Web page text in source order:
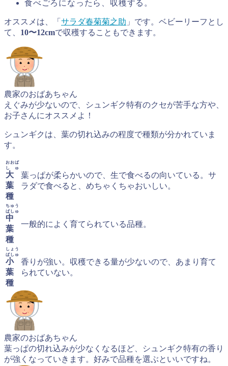
食べごろになったら、 収穫する。
オススメは、「 サラダ春菊菊之助 」です。ベビーリーフとし
て、 10〜12cmで収穫することもできます。
農家のおばあちゃん
えぐみが少ないので、シュンギク特有のクセが苦手な方や、
お子さんにオススメよ！
シュンギクは、葉の切れ込みの程度で種類が分かれていま
す。
大
葉
種
おおば
しゅ
葉っぱが柔らかいので、生で食べるの向いている。サ
ラダで食べると、めちゃくちゃおいしい。
中
葉
種
ちゅう
ばしゅ
一般的によく育てられている品種。
小
葉
種
しょう
ばしゅ
香りが強い。収穫できる量が少ないので、あまり育て
られていない。
農家のおばあちゃん
葉っぱの切れ込みが少なくなるほど、シュンギク特有の香り
が強くなっていきます。好みで品種を選ぶといいですね。